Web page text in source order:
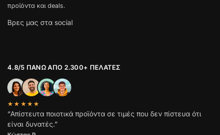
προϊόντα και deals.
Βρες μας στα social
4.8/5 ΠΆΝΩ ΑΠΌ 2.300+ ΠΕΛΆΤΕΣ
★★★★★
“Απίστευτα ποιοτικά προϊόντα σε τιμές που δεν πίστευα ότι
είναι δυνατές.”